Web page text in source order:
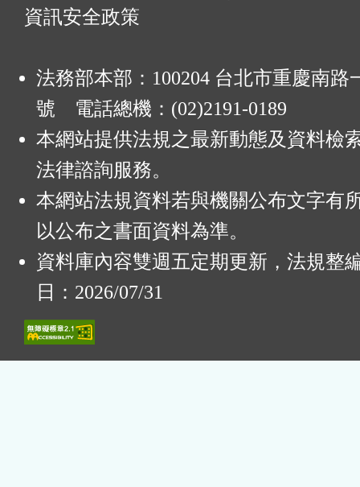
資訊安全政策
法務部本部：100204 台北市重慶南路
號 電話總機：(02)2191-0189
本網站提供法規之最新動態及資料檢
法律諮詢服務。
本網站法規資料若與機關公布文字有
以公布之書面資料為準。
資料庫內容雙週五定期更新，法規整
日：2026/07/31